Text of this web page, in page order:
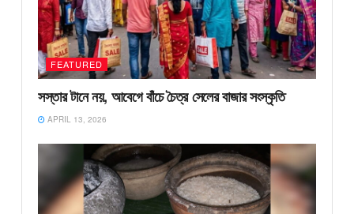
FEATURED
সস্তার টানে নয়, আবেগে বাঁচে চৈত্র সেলের বাজার সংস্কৃতি
APRIL 13, 2026